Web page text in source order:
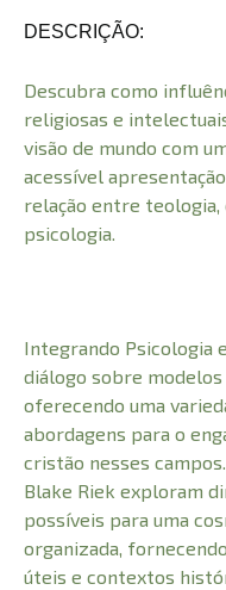
DESCRIÇÃO:
Descubra como
religiosas e
visão de mundo com
acessível
relação entre teologia,
psicologia.
Integrando Psicologia
diálogo sobre modelos
oferecendo uma
abordagens para o
cristão nesses
Blake Riek exploram
possíveis para uma
organizada,
úteis e contextos